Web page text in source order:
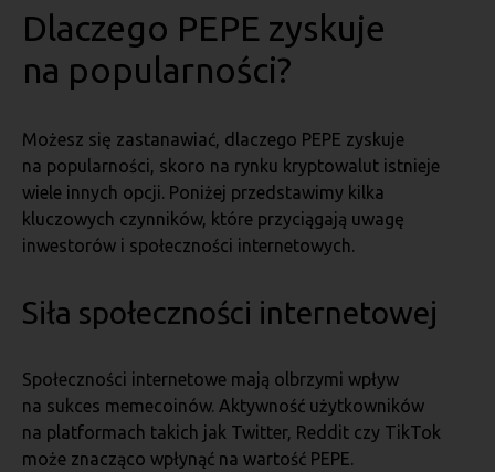
Dlaczego PEPE zyskuje
na popularności?
Możesz się zastanawiać, dlaczego PEPE zyskuje
na popularności, skoro na rynku kryptowalut istnieje
wiele innych opcji. Poniżej przedstawimy kilka
kluczowych czynników, które przyciągają uwagę
inwestorów i społeczności internetowych.
Siła społeczności internetowej
Społeczności internetowe mają olbrzymi wpływ
na sukces memecoinów. Aktywność użytkowników
na platformach takich jak Twitter, Reddit czy TikTok
może znacząco wpłynąć na wartość PEPE.